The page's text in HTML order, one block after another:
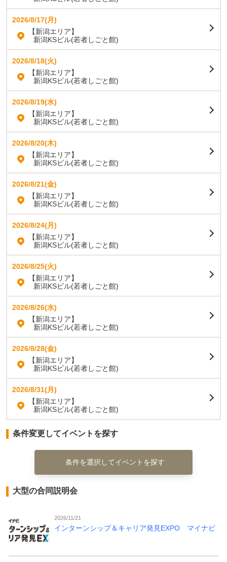
2026/8/17(月)
【新潟エリア】
新潟KSビル(若者しごと館)
2026/8/18(火)
【新潟エリア】
新潟KSビル(若者しごと館)
2026/8/19(水)
【新潟エリア】
新潟KSビル(若者しごと館)
2026/8/20(木)
【新潟エリア】
新潟KSビル(若者しごと館)
2026/8/21(金)
【新潟エリア】
新潟KSビル(若者しごと館)
2026/8/24(月)
【新潟エリア】
新潟KSビル(若者しごと館)
2026/8/25(火)
【新潟エリア】
新潟KSビル(若者しごと館)
2026/8/26(水)
【新潟エリア】
新潟KSビル(若者しごと館)
2026/8/28(金)
【新潟エリア】
新潟KSビル(若者しごと館)
2026/8/31(月)
【新潟エリア】
新潟KSビル(若者しごと館)
条件変更してイベントを探す
条件を選択してイベントを探す
大型の合同説明会
2026/11/21
インターンシップ＆キャリア発見EXPO マイナビ